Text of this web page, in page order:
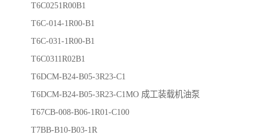
T6C0251R00B1
T6C-014-1R00-B1
T6C-031-1R00-B1
T6C0311R02B1
T6DCM-B24-B05-3R23-C1
T6DCM-B24-B05-3R23-C1MO 成工装载机油泵
T67CB-008-B06-1R01-C100
T7BB-B10-B03-1R